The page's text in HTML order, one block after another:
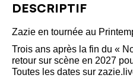
DESCRIPTIF
Zazie en tournée au
Trois ans après la fin du «
retour sur scène en 2027
Toutes les dates sur